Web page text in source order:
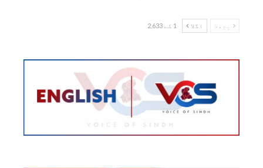
پچھلا اگلا 1 کے 2,633